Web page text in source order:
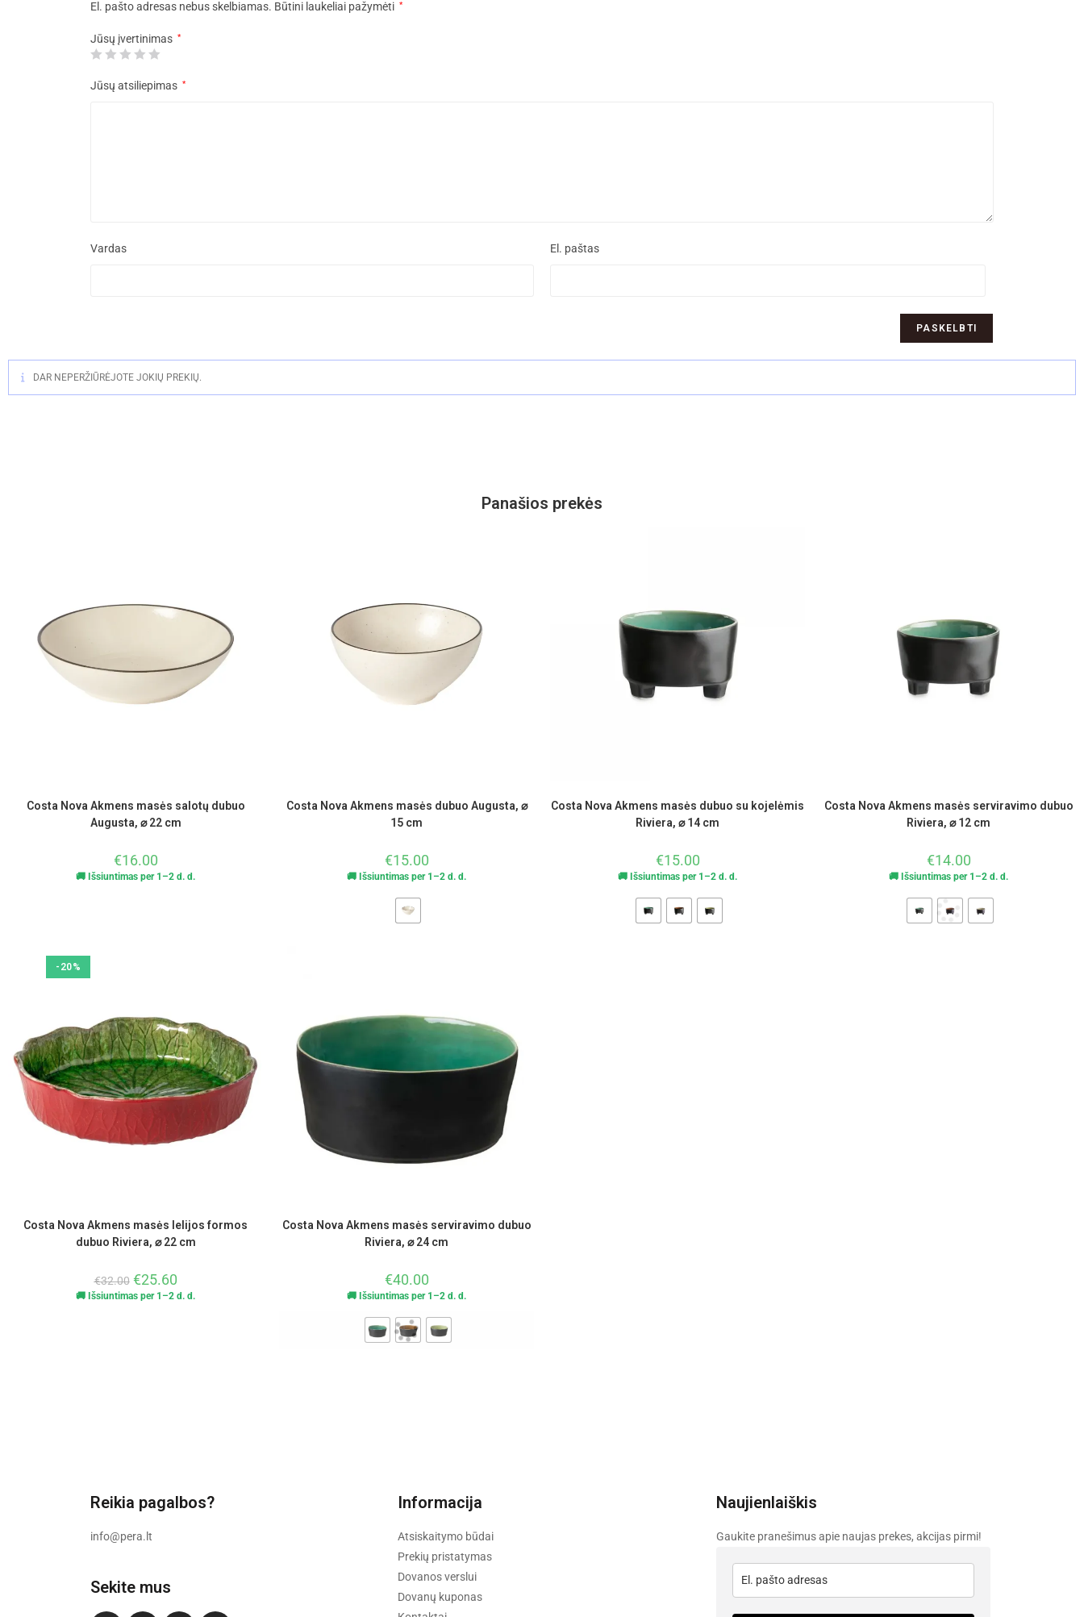
El. pašto adresas nebus skelbiamas. Būtini laukeliai pažymėti *
Jūsų įvertinimas *
Jūsų atsiliepimas *
Vardas El. paštas
DAR NEPERŽIŪRĖJOTE JOKIŲ PREKIŲ.
Panašios prekės
Costa Nova Akmens masės salotų dubuo
Augusta, ⌀ 22 cm
€16.00
🚚 Išsiuntimas per 1–2 d. d.
Costa Nova Akmens masės dubuo Augusta, ⌀
15 cm
€15.00
🚚 Išsiuntimas per 1–2 d. d.
Costa Nova Akmens masės dubuo su kojelėmis
Riviera, ⌀ 14 cm
€15.00
🚚 Išsiuntimas per 1–2 d. d.
Costa Nova Akmens masės serviravimo dubuo
Riviera, ⌀ 12 cm
€14.00
🚚 Išsiuntimas per 1–2 d. d.
-20%
Costa Nova Akmens masės lelijos formos
dubuo Riviera, ⌀ 22 cm
€32.00 €25.60
🚚 Išsiuntimas per 1–2 d. d.
Costa Nova Akmens masės serviravimo dubuo
Riviera, ⌀ 24 cm
€40.00
🚚 Išsiuntimas per 1–2 d. d.
Reikia pagalbos?
info@pera.lt
Sekite mus
Informacija
Atsiskaitymo būdai
Prekių pristatymas
Dovanos verslui
Dovanų kuponas
Naujienlaiškis
Gaukite pranešimus apie naujas prekes, akcijas pirmi!